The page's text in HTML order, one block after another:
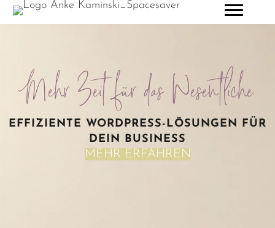
Mehr Zeit für das Wesentliche
EFFIZIENTE WORDPRESS-LÖSUNGEN FÜR
DEIN BUSINESS
MEHR ERFAHREN